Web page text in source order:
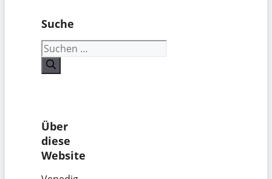
Suche
Suchen
nach:
Über
diese
Website